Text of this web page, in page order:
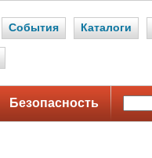
События Каталоги
Безопасность